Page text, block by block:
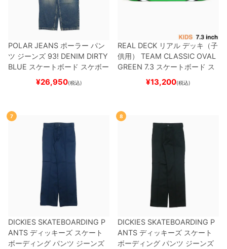
POLAR JEANS ポーラー パン
ツ ジーンズ 93! DENIM DIRTY
BLUE スケートボード スケボー
¥26,950(税込)
REAL DECK リアル デッキ（子
供用）
TEAM CLASSIC OVAL
GREEN 7.3 スケートボード ス
¥13,200(税込)
7
DICKIES SKATEBOARDING P
ANTS ディッキーズ スケート
ボーディング パンツ ジーンズ
8
DICKIES SKATEBOARDING P
ANTS ディッキーズ スケート
ボーディング パンツ ジーンズ